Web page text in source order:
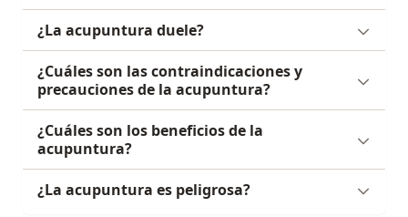
¿La acupuntura duele?
¿Cuáles son las contraindicaciones y
precauciones de la acupuntura?
¿Cuáles son los beneficios de la
acupuntura?
¿La acupuntura es peligrosa?